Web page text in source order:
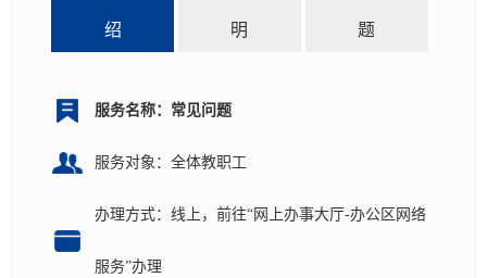
绍 明 题
服务名称：常见问题
服务对象：全体教职工
办理方式：线上，前往“网上办事大厅-办公区网络
服务”办理
办公区电脑如何设置“固定IP地址”？
办公区电脑如何设置“固定IP地址”？